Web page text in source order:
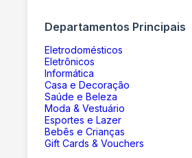
Departamentos Principais
Eletrodomésticos
Eletrônicos
Informática
Casa e Decoração
Saúde e Beleza
Moda & Vestuário
Esportes e Lazer
Bebês e Crianças
Gift Cards & Vouchers